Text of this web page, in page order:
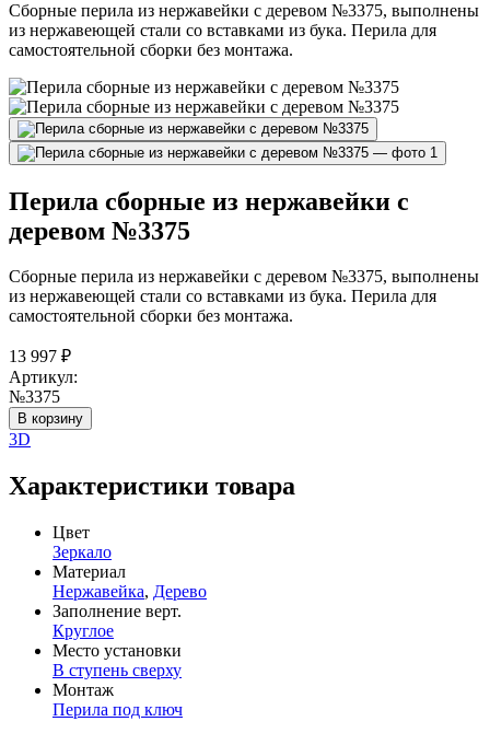
Сборные перила из нержавейки с деревом №3375, выполнены
из нержавеющей стали со вставками из бука. Перила для
самостоятельной сборки без монтажа.
Перила сборные из нержавейки с
деревом №3375
Сборные перила из нержавейки с деревом №3375, выполнены
из нержавеющей стали со вставками из бука. Перила для
самостоятельной сборки без монтажа.
13 997 ₽
Артикул:
№3375
В корзину
3D
Характеристики товара
Цвет
Зеркало
Материал
Нержавейка, Дерево
Заполнение верт.
Круглое
Место установки
В ступень сверху
Монтаж
Перила под ключ